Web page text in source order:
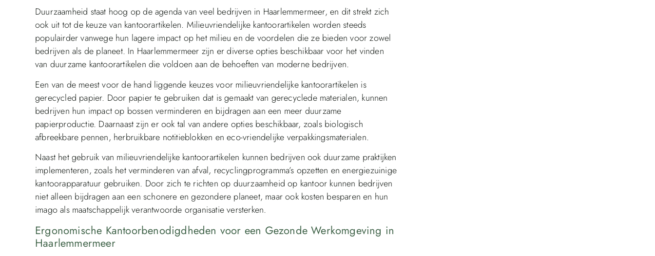
Duurzaamheid staat hoog op de agenda van veel bedrijven in Haarlemmermeer, en dit strekt zich
ook uit tot de keuze van kantoorartikelen. Milieuvriendelijke kantoorartikelen worden steeds
populairder vanwege hun lagere impact op het milieu en de voordelen die ze bieden voor zowel
bedrijven als de planeet. In Haarlemmermeer zijn er diverse opties beschikbaar voor het vinden
van duurzame kantoorartikelen die voldoen aan de behoeften van moderne bedrijven.
Een van de meest voor de hand liggende keuzes voor milieuvriendelijke kantoorartikelen is
gerecycled papier. Door papier te gebruiken dat is gemaakt van gerecyclede materialen, kunnen
bedrijven hun impact op bossen verminderen en bijdragen aan een meer duurzame
papierproductie. Daarnaast zijn er ook tal van andere opties beschikbaar, zoals biologisch
afbreekbare pennen, herbruikbare notitieblokken en eco-vriendelijke verpakkingsmaterialen.
Naast het gebruik van milieuvriendelijke kantoorartikelen kunnen bedrijven ook duurzame praktijken
implementeren, zoals het verminderen van afval, recyclingprogramma’s opzetten en energiezuinige
kantoorapparatuur gebruiken. Door zich te richten op duurzaamheid op kantoor kunnen bedrijven
niet alleen bijdragen aan een schonere en gezondere planeet, maar ook kosten besparen en hun
imago als maatschappelijk verantwoorde organisatie versterken.
Ergonomische Kantoorbenodigdheden voor een Gezonde Werkomgeving in
Haarlemmermeer